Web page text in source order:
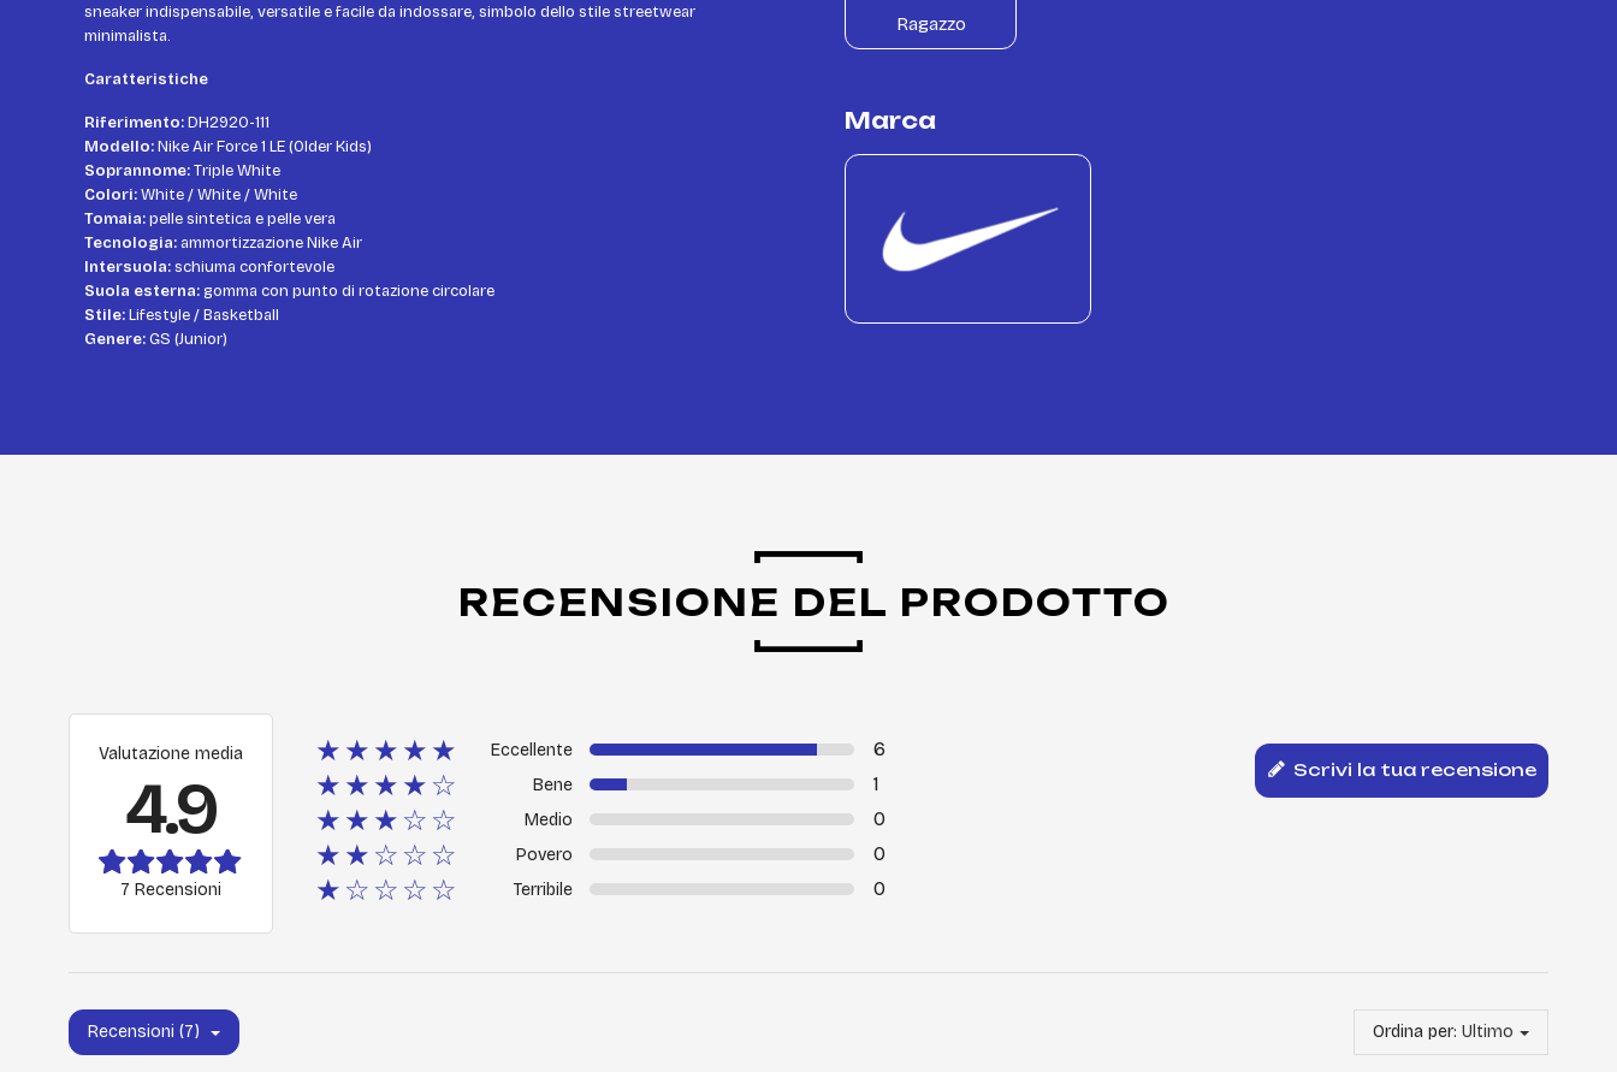
sneaker indispensabile, versatile e facile da indossare, simbolo dello stile streetwear
minimalista.
Caratteristiche
Riferimento:DH2920-111
Modello:Nike Air Force 1 LE (Older Kids)
Soprannome:Triple White
Colori:White / White / White
Tomaia:pelle sintetica e pelle vera
Tecnologia: ammortizzazione Nike Air
Intersuola:schiuma confortevole
Suola esterna:gomma con punto di rotazione circolare
Stile:Lifestyle / Basketball
Genere:GS (Junior)
Ragazzo
Marca
RECENSIONE DEL PRODOTTO
Valutazione media
4.9
7 Recensioni
★★★★★ Eccellente 6
★★★★☆ Bene 1
★★★☆☆ Medio 0
★★☆☆☆ Povero 0
★☆☆☆☆ Terribile 0
Scrivi la tua recensione
Recensioni (7) Ordina per: Ultimo